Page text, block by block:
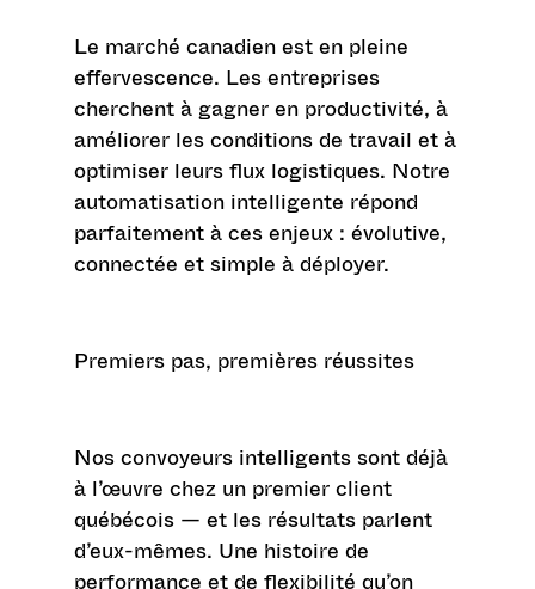
Le marché canadien est en pleine
effervescence. Les entreprises
cherchent à gagner en productivité, à
améliorer les conditions de travail et à
optimiser leurs flux logistiques. Notre
automatisation intelligente répond
parfaitement à ces enjeux : évolutive,
connectée et simple à déployer.
Premiers pas, premières réussites
Nos convoyeurs intelligents sont déjà
à l’œuvre chez un premier client
québécois — et les résultats parlent
d’eux-mêmes. Une histoire de
performance et de flexibilité qu’on